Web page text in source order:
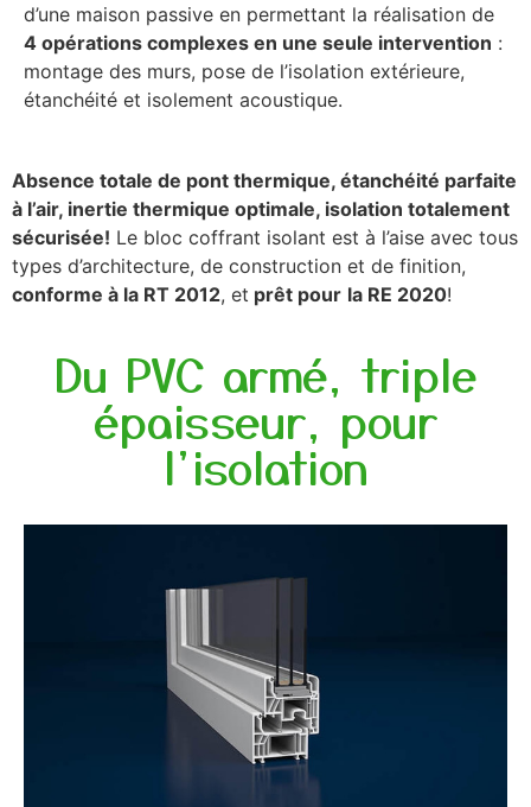
d’une maison passive en permettant la réalisation de
4 opérations complexes en une seule intervention :
montage des murs, pose de l’isolation extérieure,
étanchéité et isolement acoustique.
Absence totale de pont thermique, étanchéité parfaite
à l’air, inertie thermique optimale, isolation totalement
sécurisée! Le bloc coffrant isolant est à l’aise avec tous
types d’architecture, de construction et de finition,
conforme à la RT 2012, et prêt pour la RE 2020!
Du PVC armé, triple
épaisseur, pour
l'isolation